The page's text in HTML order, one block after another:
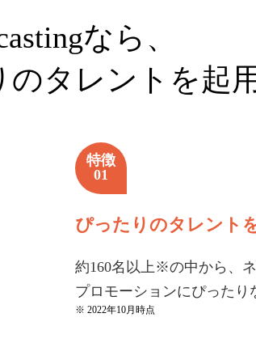
なら、
のタレントを起
特徴
01
ぴったりのタレント
約160名以上※の中から、
プロモーションにぴった
※ 2022年10月時点